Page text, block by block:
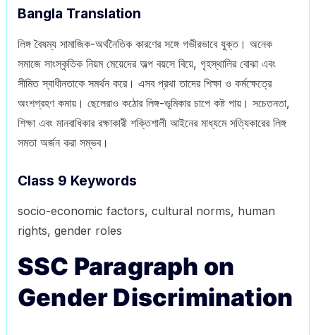
Bangla Translation
লিঙ্গ বৈষম্য সামাজিক-অর্থনৈতিক কারণের সঙ্গে গভীরভাবে যুক্ত। অনেক
সমাজে সাংস্কৃতিক নিয়ম মেয়েদের অল্প বয়সে বিয়ে, গৃহস্থালির বোঝা এবং
সীমিত স্বাধীনতাকে সমর্থন করে। এসব প্রথা তাদের শিক্ষা ও কর্মক্ষেত্রে
অংশগ্রহণ কমায়। ছেলেরাও কঠোর লিঙ্গ-ভূমিকার চাপে কষ্ট পায়। সচেতনতা,
শিক্ষা এবং মানবাধিকার রক্ষাকারী শক্তিশালী আইনের মাধ্যমে সত্যিকারের লিঙ্গ
সমতা অর্জন করা সম্ভব।
Class 9 Keywords
socio-economic factors, cultural norms, human
rights, gender roles
SSC Paragraph on
Gender Discrimination